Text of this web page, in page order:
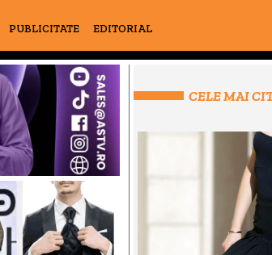
PUBLICITATE EDITORIAL
CELE MAI